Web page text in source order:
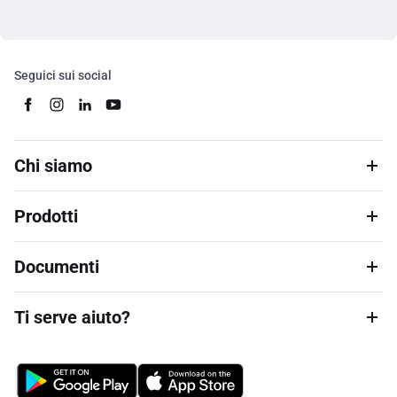
Seguici sui social
Chi siamo
Prodotti
Documenti
Ti serve aiuto?